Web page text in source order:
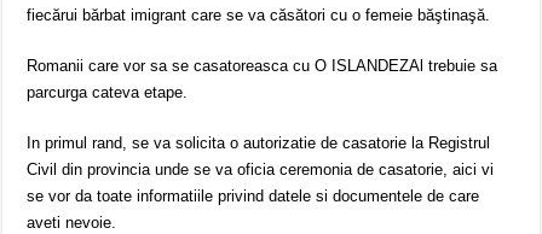
fiecărui bărbat imigrant care se va căsători cu o femeie băştinaşă.
Romanii care vor sa se casatoreasca cu O ISLANDEZAl trebuie sa
parcurga cateva etape.
In primul rand, se va solicita o autorizatie de casatorie la Registrul
Civil din provincia unde se va oficia ceremonia de casatorie, aici vi
se vor da toate informatiile privind datele si documentele de care
aveti nevoie.